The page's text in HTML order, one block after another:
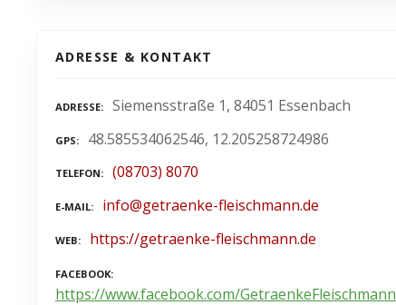
ADRESSE & KONTAKT
ADRESSE Siemensstraße 1, 84051 Essenbach
GPS 48.585534062546, 12.205258724986
TELEFON (08703) 8070
E-MAIL info@getraenke-fleischmann.de
WEB https://getraenke-fleischmann.de
FACEBOOK
https://www.facebook.com/GetraenkeFleischmann